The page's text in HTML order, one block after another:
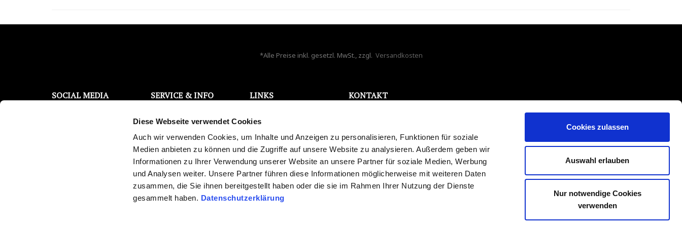
Diese Webseite verwendet Cookies
Auch wir verwenden Cookies, um Inhalte und Anzeigen zu personalisieren, Funktionen für soziale
Medien anbieten zu können und die Zugriffe auf unsere Website zu analysieren. Außerdem geben wir
Informationen zu Ihrer Verwendung unserer Website an unsere Partner für soziale Medien, Werbung
und Analysen weiter. Unsere Partner führen diese Informationen möglicherweise mit weiteren Daten
zusammen, die Sie ihnen bereitgestellt haben oder die sie im Rahmen Ihrer Nutzung der Dienste
gesammelt haben. Datenschutzerklärung
Cookies zulassen
Auswahl erlauben
Nur notwendige Cookies
verwenden
*Alle Preise inkl. gesetzl. MwSt., zzgl. Versandkosten
SOCIAL MEDIA SERVICE & INFO
Kontaktanfrage
Kostenloser Wassertest
Trinkwasser Broschüre
Reklamations-/
Newsletter abonnieren
Medienberichte
Ersparnisrechner
LINKS
AGB
Datenschutz
Impressum
Karriere
Blog
Widerrufsrecht
Versand und Zahlung
KONTAKT
86441 Zusmarshausen
Deutschland
info@bela-aqua.de